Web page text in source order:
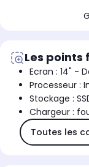
Les
Ecran : 14" -
Processeur :
Stockage :
Chargeur :
Toutes les